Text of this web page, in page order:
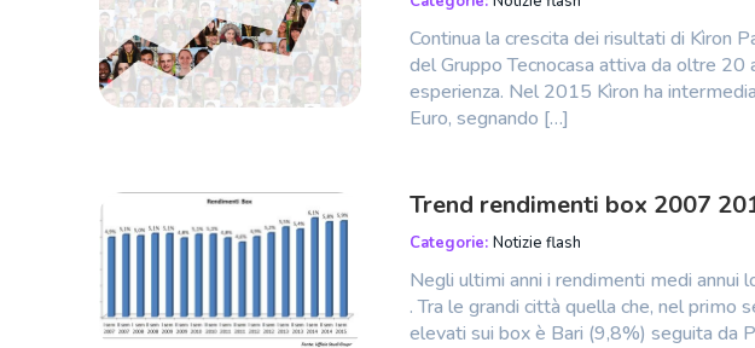
Continua la crescita dei risultati di Kìron
del Gruppo Tecnocasa attiva da oltre 20
esperienza. Nel 2015 Kìron ha
Euro, segnando […]
Trend rendimenti box 2007
Categorie: Notizie flash
Negli ultimi anni i rendimenti medi
. Tra le grandi città quella che, nel
elevati sui box è Bari (9,8%) seguita da